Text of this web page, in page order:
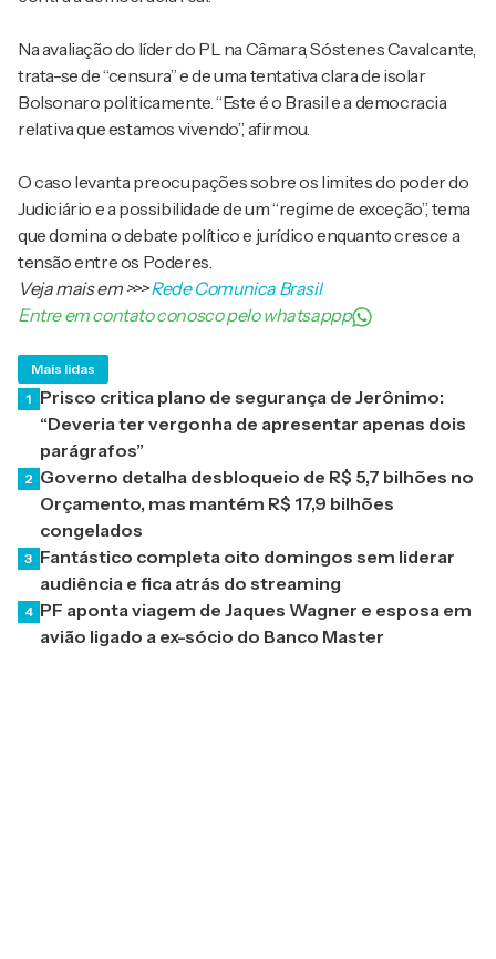
Na avaliação do líder do PL na Câmara, Sóstenes Cavalcante,
trata-se de “censura” e de uma tentativa clara de isolar
Bolsonaro politicamente. “Este é o Brasil e a democracia
relativa que estamos vivendo”, afirmou.
O caso levanta preocupações sobre os limites do poder do
Judiciário e a possibilidade de um “regime de exceção”, tema
que domina o debate político e jurídico enquanto cresce a
tensão entre os Poderes.
Veja mais em>>>Rede Comunica Brasil
Entre em contato conosco pelo whatsappp
Mais lidas
1 Prisco critica plano de segurança de Jerônimo:
“Deveria ter vergonha de apresentar apenas dois
parágrafos”
2 Governo detalha desbloqueio de R$ 5,7 bilhões no
Orçamento, mas mantém R$ 17,9 bilhões
congelados
3 Fantástico completa oito domingos sem liderar
audiência e fica atrás do streaming
4 PF aponta viagem de Jaques Wagner e esposa em
avião ligado a ex-sócio do Banco Master